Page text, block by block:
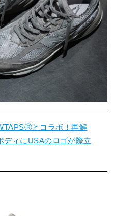
とコラボ！再解
ディにUSAのロゴが際立